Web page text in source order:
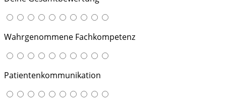
Wahrgenommene Fachkompetenz
Patientenkommunikation